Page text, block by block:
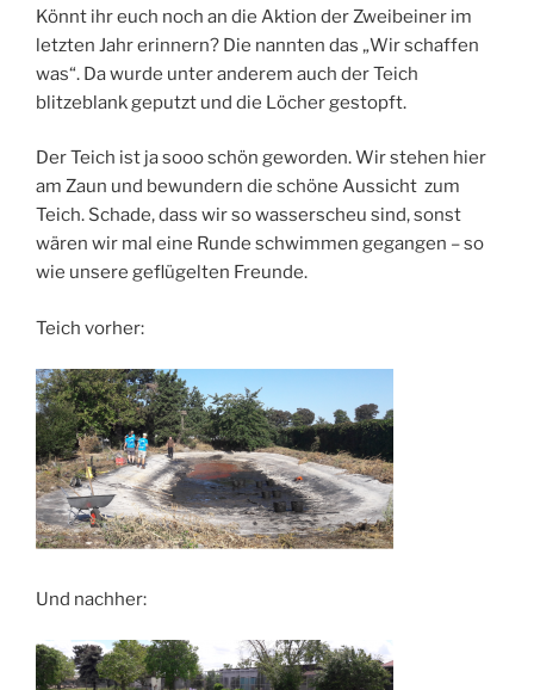
Könnt ihr euch noch an die Aktion der Zweibeiner im
letzten Jahr erinnern? Die nannten das „Wir schaffen
was“. Da wurde unter anderem auch der Teich
blitzeblank geputzt und die Löcher gestopft.
Der Teich ist ja sooo schön geworden. Wir stehen hier
am Zaun und bewundern die schöne Aussicht zum
Teich. Schade, dass wir so wasserscheu sind, sonst
wären wir mal eine Runde schwimmen gegangen – so
wie unsere geflügelten Freunde.
Teich vorher:
Und nachher: